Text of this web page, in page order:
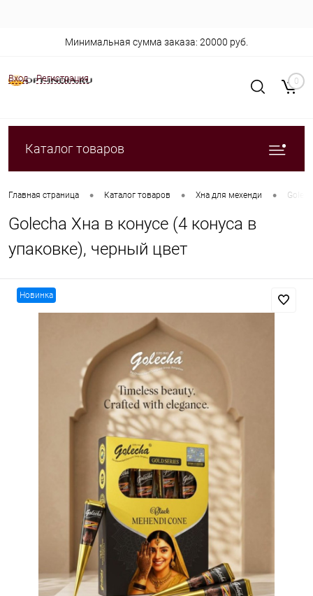
Вход Регистрация
Минимальная сумма заказа: 20000 руб.
0
Каталог товаров
Главная страница • Каталог товаров • Хна для мехенди •
Golecha Хна в конусе (4 конуса в
упаковке), черный цвет
Новинка